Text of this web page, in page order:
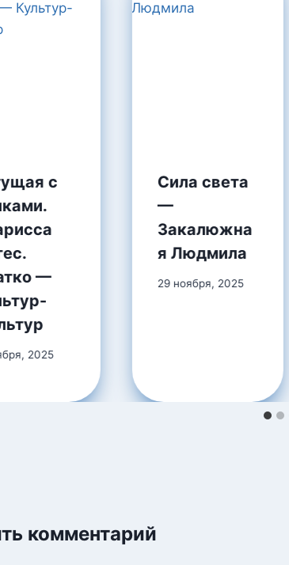
с
—
2025
Сила света
—
Закалюжна
я Людмила
29 ноября, 2025
комментарий